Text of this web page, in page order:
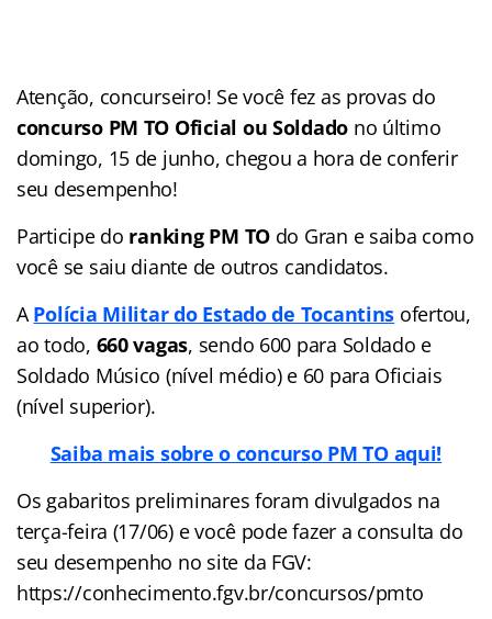
Atenção, concurseiro! Se você fez as provas do
concurso PM TO Oficial ou Soldado no último
domingo, 15 de junho, chegou a hora de conferir
seu desempenho!
Participe do ranking PM TO do Gran e saiba como
você se saiu diante de outros candidatos.
APolícia Militar do Estado de Tocantins ofertou,
ao todo, 660 vagas, sendo 600 para Soldado e
Soldado Músico (nível médio) e 60 para Oficiais
(nível superior).
Saiba mais sobre o concurso PM TO aqui!
Os gabaritos preliminares foram divulgados na
terça-feira (17/06) e você pode fazer a consulta do
seu desempenho no site da FGV:
https://conhecimento.fgv.br/concursos/pmto